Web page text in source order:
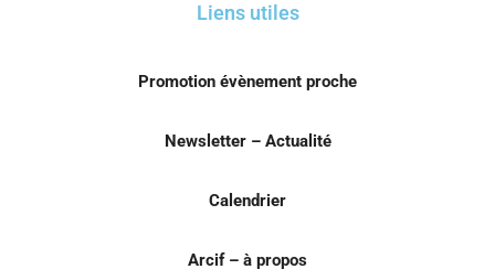
Liens utiles
Promotion évènement proche
Newsletter – Actualité
Calendrier
Arcif – à propos